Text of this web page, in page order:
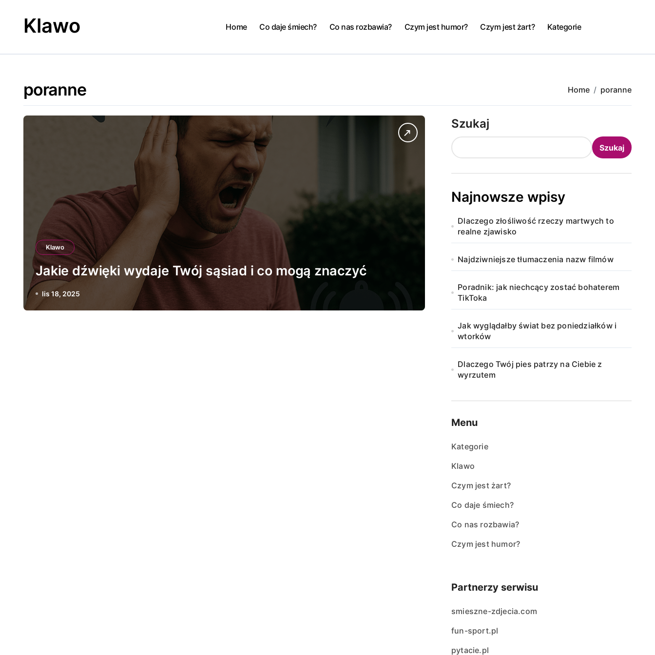
contentKlawo Home Co daje śmiech? Co nas rozbawia? Czym jest humor? Czym jest żart? Kategorie
poranne Home poranne
Klawo
Jakie dźwięki wydaje Twój sąsiad i co mogą znaczyć
lis 18, 2025
Szukaj
Szukaj
Najnowsze wpisy
Dlaczego złośliwość rzeczy martwych to
realne zjawisko
Najdziwniejsze tłumaczenia nazw filmów
Poradnik: jak niechcący zostać bohaterem
TikToka
Jak wyglądałby świat bez poniedziałków i
wtorków
Dlaczego Twój pies patrzy na Ciebie z
wyrzutem
Menu
Kategorie
Klawo
Czym jest żart?
Co daje śmiech?
Co nas rozbawia?
Czym jest humor?
Partnerzy serwisu
smieszne-zdjecia.com
fun-sport.pl
pytacie.pl